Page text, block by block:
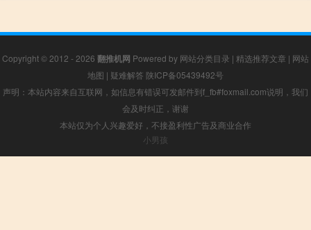
Copyright © 2012 - 2026 翻推机网 Powered by 网站分类目录 | 精选推荐文章 | 网站
地图 | 疑难解答 陕ICP备05439492号
声明：本站内容来自互联网，如信息有错误可发邮件到f_fb#foxmail.com说明，我们
会及时纠正，谢谢
本站仅为个人兴趣爱好，不接盈利性广告及商业合作
小男孩